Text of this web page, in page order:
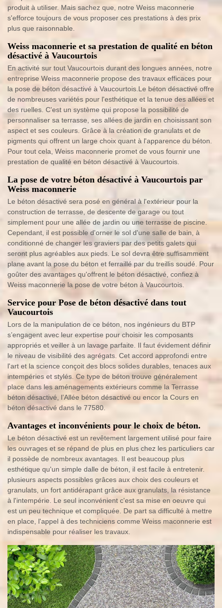
produit à utiliser. Mais sachez que, notre Weiss maconnerie
s'efforce toujours de vous proposer ces prestations à des prix
plus que raisonnable.
Weiss maconnerie et sa prestation de qualité en béton
désactivé à Vaucourtois
En activité sur tout Vaucourtois durant des longues années, notre
entreprise Weiss maconnerie propose des travaux efficaces pour
la pose de béton désactivé à Vaucourtois.Le béton désactivé offre
de nombreuses variétés pour l'esthétique et la tenue des allées et
des ruelles. C'est un système qui propose la possibilité de
personnaliser sa terrasse, ses allées de jardin en choisissant son
aspect et ses couleurs. Grâce à la création de granulats et de
pigments qui offrent un large choix quant à l'apparence du béton.
Pour tout cela, Weiss maconnerie promet de vous fournir une
prestation de qualité en béton désactivé à Vaucourtois.
La pose de votre béton désactivé à Vaucourtois par
Weiss maconnerie
Le béton désactivé sera posé en général à l'extérieur pour la
construction de terrasse, de descente de garage ou tout
simplement pour une allée de jardin ou une terrasse de piscine.
Cependant, il est possible d'orner le sol d'une salle de bain, à
conditionné de changer les graviers par des petits galets qui
seront plus agréables aux pieds. Le sol devra être suffisamment
plane avant la pose du béton et ferraillé par du treillis soudé. Pour
goûter des avantages qu'offrent le béton désactivé, confiez à
Weiss maconnerie la pose de votre béton à Vaucourtois.
Service pour Pose de béton désactivé dans tout
Vaucourtois
Lors de la manipulation de ce béton, nos ingénieurs du BTP
s’engagent avec leur expertise pour choisir les composants
appropriés et veiller à un lavage parfaite. Il faut évidement définir
le niveau de visibilité des agrégats. Cet accord approfondi entre
l'art et la science conçoit des blocs solides durables, tenaces aux
intempéries et stylés. Ce type de béton trouve généralement
place dans les aménagements extérieurs comme la Terrasse
béton désactivé, l’Allée béton désactivé ou encor la Cours en
béton désactivé dans le 77580.
Avantages et inconvénients pour le choix de béton.
Le béton désactivé est un revêtement largement utilisé pour faire
les ouvrages et se répand de plus en plus chez les particuliers car
il possède de nombreux avantages. Il est beaucoup plus
esthétique qu'un simple dalle de béton, il est facile à entretenir.
plusieurs aspects possibles grâces aux choix des couleurs et
granulats, un fort antidérapant grâce aux granulats, la résistance
à l'intempérie. Le seul inconvénient c'est sa mise en oeuvre qui
est un peu technique et compliquée. De part sa difficulté à mettre
en place, l'appel à des techniciens comme Weiss maconnerie est
indispensable pour réaliser les travaux.